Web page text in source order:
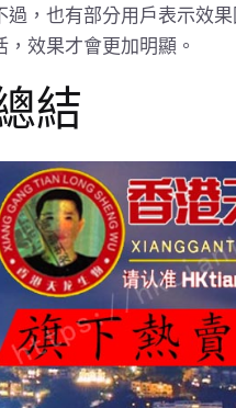
過，也有部分用戶表示效
，效果才會更加明顯。
結